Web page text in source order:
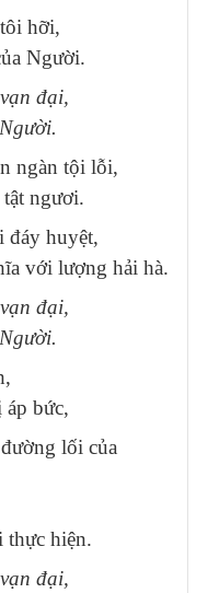
hỡi,
Người.
đại,
ngàn tội lỗi,
tật ngươi.
đáy huyệt,
với lượng hải hà.
đại,
bức,
lối của
thực hiện.
đại,